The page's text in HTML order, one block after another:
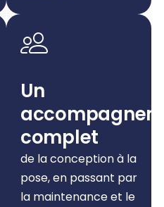
Un
complet
de la conception à la
pose, en passant par
la maintenance et le